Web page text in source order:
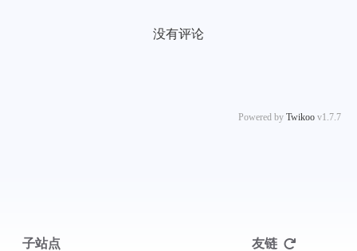
没有评论
Powered by Twikoo v1.7.7
子站点 友链